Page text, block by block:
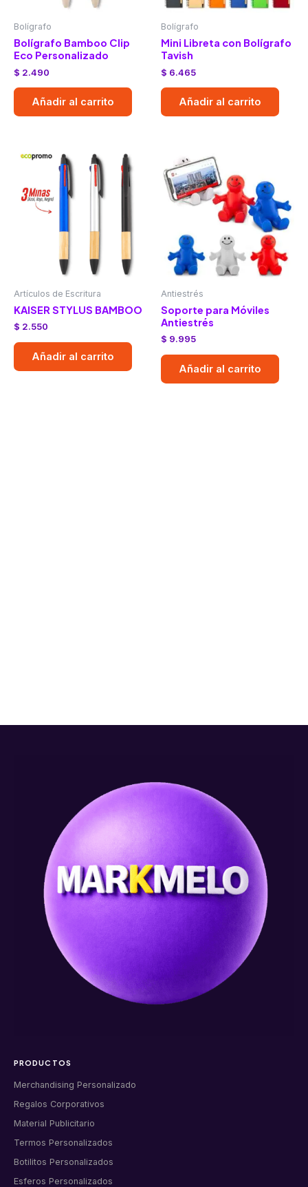
Bolígrafo
Bolígrafo Bamboo Clip
Eco Personalizado
$ 2.490
Añadir al carrito
Bolígrafo
Mini Libreta con Bolígrafo
Tavish
$ 6.465
Añadir al carrito
Artículos de Escritura
KAISER STYLUS BAMBOO
$ 2.550
Añadir al carrito
Antiestrés
Soporte para Móviles
Antiestrés
$ 9.995
Añadir al carrito
PRODUCTOS
Merchandising Personalizado
Regalos Corporativos
Material Publicitario
Termos Personalizados
Botilitos Personalizados
Esferos Personalizados